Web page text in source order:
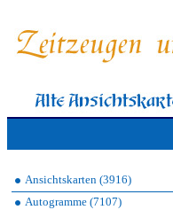
Ansichtskarten (3916)
Autogramme (7107)